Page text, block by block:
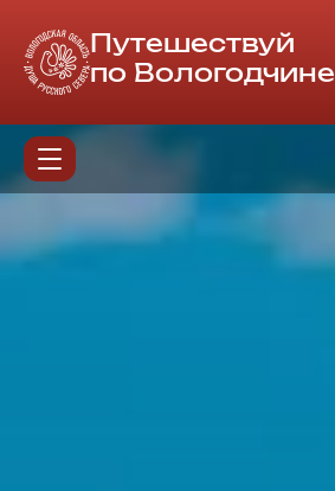
Путешествуй
по Вологодчине